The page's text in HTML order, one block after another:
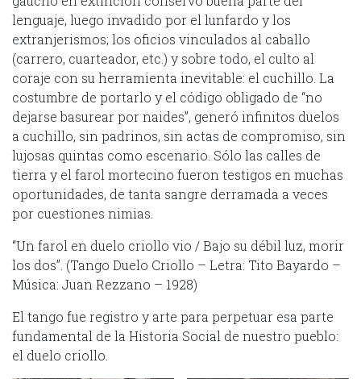
lenguaje, luego invadido por el lunfardo y los
extranjerismos; los oficios vinculados al caballo
(carrero, cuarteador, etc.) y sobre todo, el culto al
coraje con su herramienta inevitable: el cuchillo. La
costumbre de portarlo y el código obligado de “no
dejarse basurear por naides”, generó infinitos duelos
a cuchillo, sin padrinos, sin actas de compromiso, sin
lujosas quintas como escenario. Sólo las calles de
tierra y el farol mortecino fueron testigos en muchas
oportunidades, de tanta sangre derramada a veces
por cuestiones nimias.
“Un farol en duelo criollo vio / Bajo su débil luz, morir
los dos”. (Tango Duelo Criollo – Letra: Tito Bayardo –
Música: Juan Rezzano – 1928)
El tango fue registro y arte para perpetuar esa parte
fundamental de la Historia Social de nuestro pueblo:
el duelo criollo.